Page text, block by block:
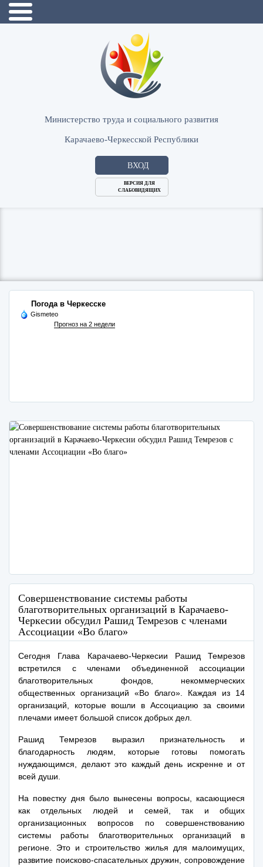
Министерство труда и социального развития
Карачаево-Черкесской Республики
ВХОД
ВЕРСИЯ ДЛЯ
СЛАБОВИДЯЩИХ
Погода в Черкесске
Gismeteo
Прогноз на 2 недели
Совершенствование системы работы
благотворительных организаций в Карачаево-
Черкесии обсудил Рашид Темрезов с членами
Ассоциации «Во благо»
Сегодня Глава Карачаево-Черкесии Рашид Темрезов
встретился с членами объединенной ассоциации
благотворительных фондов, некоммерческих
общественных организаций «Во благо». Каждая из 14
организаций, которые вошли в Ассоциацию за своими
плечами имеет большой список добрых дел.
Рашид Темрезов выразил признательность и
благодарность людям, которые готовы помогать
нуждающимся, делают это каждый день искренне и от
всей души.
На повестку дня было вынесены вопросы, касающиеся
как отдельных людей и семей, так и общих
организационных вопросов по совершенствованию
системы работы благотворительных организаций в
регионе. Это и строительство жилья для малоимущих,
развитие поисково-спасательных дружин, сопровождение